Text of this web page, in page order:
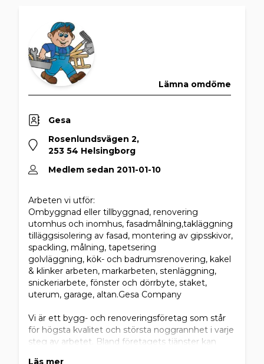
Lämna omdöme
Gesa
Rosenlundsvägen 2,
253 54 Helsingborg
Medlem sedan 2011-01-10
Arbeten vi utför:
Ombyggnad eller tillbyggnad, renovering
utomhus och inomhus, fasadmålning,takläggning
tilläggsisolering av fasad, montering av gipsskivor,
spackling, målning, tapetsering
golvläggning, kök- och badrumsrenovering, kakel
& klinker arbeten, markarbeten, stenläggning,
snickeriarbete, fönster och dörrbyte, staket,
uterum, garage, altan.Gesa Company
Vi är ett bygg- och renoveringsföretag som står
för högsta kvalitet och största noggrannhet i varje
steg av arbetet. Bland företagets tjänster kan
Läs mer